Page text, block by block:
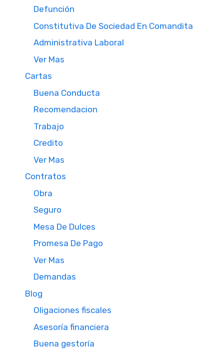
Defunción
Constitutiva De Sociedad En Comandita
Administrativa Laboral
Ver Mas
Cartas
Buena Conducta
Recomendacion
Trabajo
Credito
Ver Mas
Contratos
Obra
Seguro
Mesa De Dulces
Promesa De Pago
Ver Mas
Demandas
Blog
Oligaciones fiscales
Asesoría financiera
Buena gestoría